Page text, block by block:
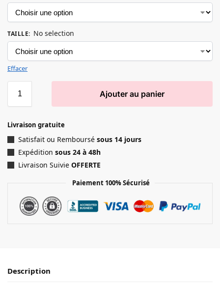
TAILLE: No selection
Effacer
Ajouter au panier
Livraison gratuite
Satisfait ou Remboursé sous 14 jours
Expédition sous 24 à 48h
Livraison Suivie OFFERTE
Paiement 100% Sécurisé
Description